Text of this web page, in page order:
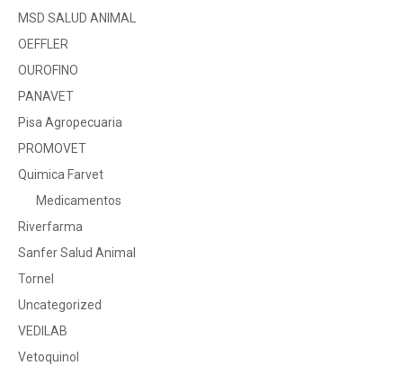
MSD SALUD ANIMAL
OEFFLER
OUROFINO
PANAVET
Pisa Agropecuaria
PROMOVET
Quimica Farvet
Medicamentos
Riverfarma
Sanfer Salud Animal
Tornel
Uncategorized
VEDILAB
Vetoquinol